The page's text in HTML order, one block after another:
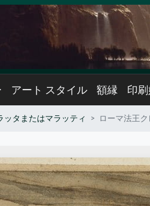
アート スタイル 額縁 印
ッタまたはマラッティ ローマ法王